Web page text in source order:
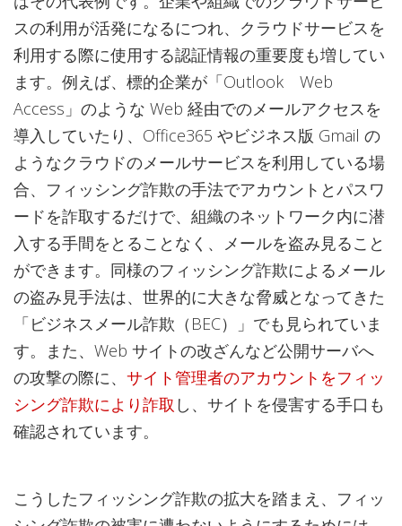
スの利用が活発になるにつれ、クラウドサービスを
利用する際に使用する認証情報の重要度も増してい
ます。例えば、標的企業が「Outlook Web
Access」のような Web 経由でのメールアクセスを
導入していたり、Office365 やビジネス版 Gmail の
ようなクラウドのメールサービスを利用している場
合、フィッシング詐欺の手法でアカウントとパスワ
ードを詐取するだけで、組織のネットワーク内に潜
入する手間をとることなく、メールを盗み見ること
ができます。同様のフィッシング詐欺によるメール
の盗み見手法は、世界的に大きな脅威となってきた
「ビジネスメール詐欺（BEC）」でも見られていま
す。また、Web サイトの改ざんなど公開サーバへ
の攻撃の際に、 サイト管理者のアカウントをフィッ
シング詐欺により詐取 し、サイトを侵害する手口も
確認されています。
こうしたフィッシング詐欺の拡大を踏まえ、フィッ